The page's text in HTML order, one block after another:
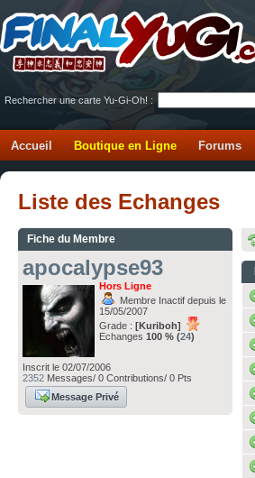
Rechercher une carte Yu-Gi-Oh! :
Accueil Boutique en Ligne Forums
Liste des Echanges
Fiche du Membre
apocalypse93
Hors Ligne
Membre Inactif depuis le
15/05/2007
Grade : [Kuriboh]
Echanges 100 % (24)
Inscrit le 02/07/2006
2352 Messages/ 0 Contributions/ 0 Pts
Message Privé